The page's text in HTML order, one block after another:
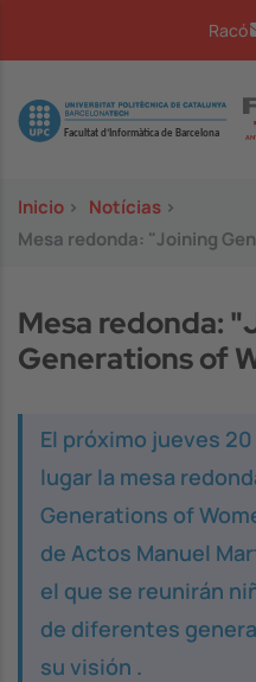
Racó
Image
Inicio > Notícias >
Mesa redonda: "Joining
Mesa redonda:
Generations of
El próximo jueves
lugar la mesa
Generations of
de Actos Manuel
el que se reunirán
de diferentes
su visión .